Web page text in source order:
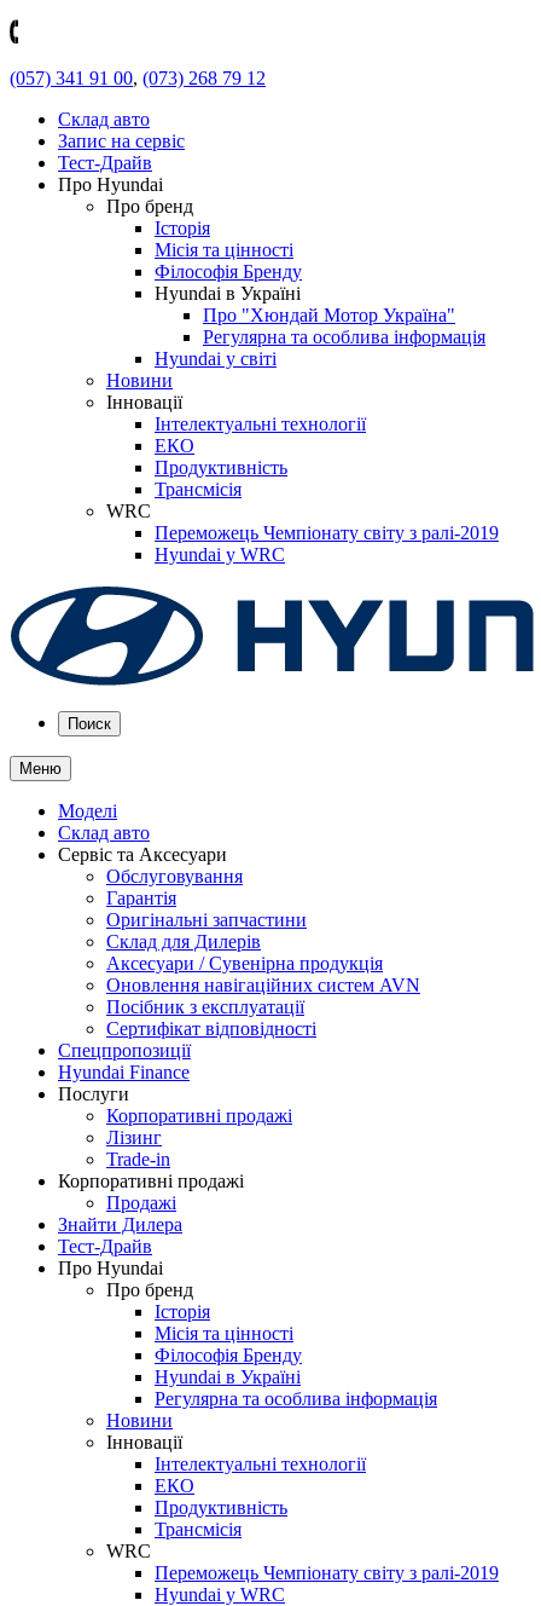
(057) 341 91 00, (073) 268 79 12
Склад авто
Запис на сервіс
Тест-Драйв
Про Hyundai
Про бренд
Історія
Місія та цінності
Філософія Бренду
Hyundai в Україні
Про "Хюндай Мотор Україна"
Регулярна та особлива інформація
Hyundai у світі
Новини
Інновації
Інтелектуальні технології
ЕКО
Продуктивність
Трансмісія
WRC
Переможець Чемпіонату світу з ралі-2019
Hyundai у WRC
Поиск
Меню
Моделі
Склад авто
Сервіс та Аксесуари
Обслуговування
Гарантія
Оригінальні запчастини
Склад для Дилерів
Аксесуари / Сувенірна продукція
Оновлення навігаційних систем AVN
Посібник з експлуатації
Сертифікат відповідності
Спецпропозиції
Hyundai Finance
Послуги
Корпоративні продажі
Лізинг
Trade-in
Корпоративні продажі
Продажі
Знайти Дилера
Тест-Драйв
Про Hyundai
Про бренд
Історія
Місія та цінності
Філософія Бренду
Hyundai в Україні
Регулярна та особлива інформація
Новини
Інновації
Інтелектуальні технології
ЕКО
Продуктивність
Трансмісія
WRC
Переможець Чемпіонату світу з ралі-2019
Hyundai у WRC